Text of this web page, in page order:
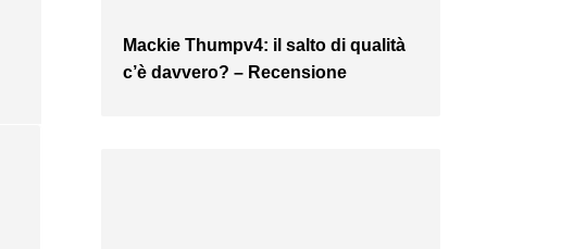
Mackie Thumpv4: il salto di qualità
c’è davvero? – Recensione